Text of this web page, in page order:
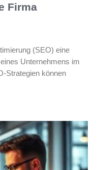
Firma
(SEO) eine
Unternehmens im
Strategien können